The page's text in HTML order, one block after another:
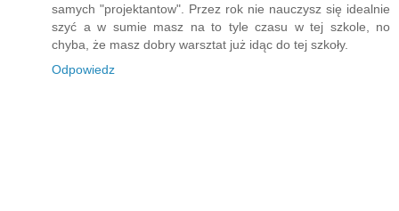
samych "projektantow". Przez rok nie nauczysz się idealnie
szyć a w sumie masz na to tyle czasu w tej szkole, no
chyba, że masz dobry warsztat już idąc do tej szkoły.
Odpowiedz